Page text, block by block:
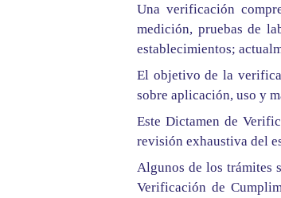
Una verificación
medición, pruebas de
establecimientos;
El objetivo de la
sobre aplicación, uso y
Este Dictamen de
revisión exhaustiva del
Algunos de los trámites
Verificación de